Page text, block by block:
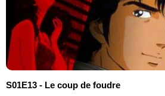
S01E13 - Le coup de foudre